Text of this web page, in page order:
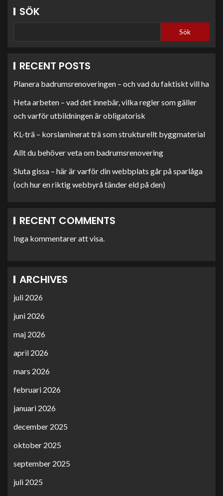
SÖK
Sök
RECENT POSTS
Planera badrumsrenoveringen – och vad du faktiskt vill ha
Heta arbeten – vad det innebär, vilka regler som gäller
och varför utbildningen är obligatorisk
KL-trä – korslaminerat trä som strukturellt byggmaterial
Allt du behöver veta om badrumsrenovering
Sluta gissa – här är varför din webbplats går på sparlåga
(och hur en riktig webbyrå tänder eld på den)
RECENT COMMENTS
Inga kommentarer att visa.
ARCHIVES
juli 2026
juni 2026
maj 2026
april 2026
mars 2026
februari 2026
januari 2026
december 2025
oktober 2025
september 2025
juli 2025